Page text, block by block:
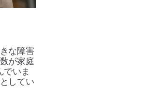
な障害
が家庭
でいま
してい